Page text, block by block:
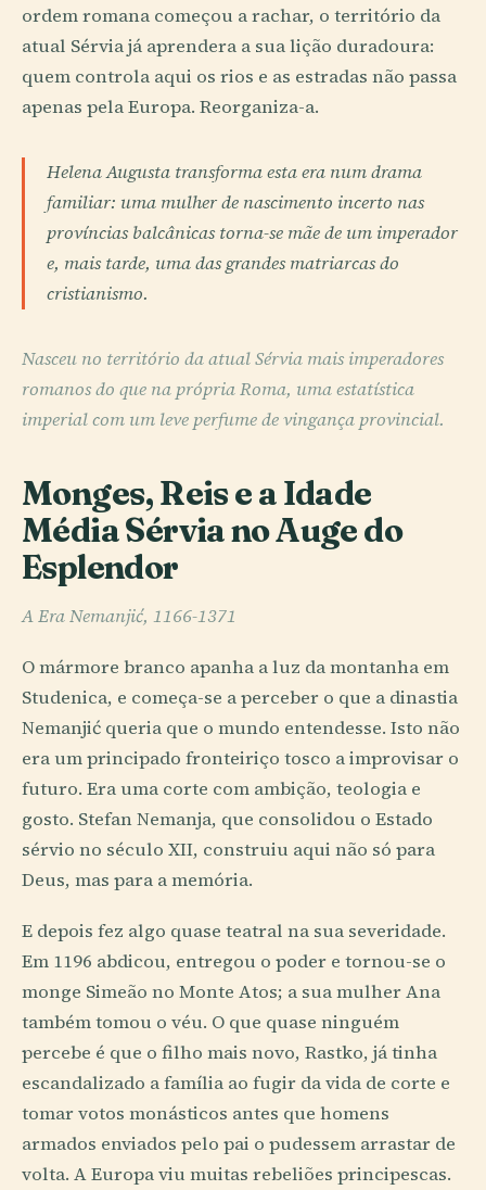
ordem romana começou a rachar, o território da
atual Sérvia já aprendera a sua lição duradoura:
quem controla aqui os rios e as estradas não passa
apenas pela Europa. Reorganiza-a.
Helena Augusta transforma esta era num drama
familiar: uma mulher de nascimento incerto nas
províncias balcânicas torna-se mãe de um imperador
e, mais tarde, uma das grandes matriarcas do
cristianismo.
Nasceu no território da atual Sérvia mais imperadores
romanos do que na própria Roma, uma estatística
imperial com um leve perfume de vingança provincial.
Monges, Reis e a Idade
Média Sérvia no Auge do
Esplendor
A Era Nemanjić, 1166-1371
O mármore branco apanha a luz da montanha em
Studenica, e começa-se a perceber o que a dinastia
Nemanjić queria que o mundo entendesse. Isto não
era um principado fronteiriço tosco a improvisar o
futuro. Era uma corte com ambição, teologia e
gosto. Stefan Nemanja, que consolidou o Estado
sérvio no século XII, construiu aqui não só para
Deus, mas para a memória.
E depois fez algo quase teatral na sua severidade.
Em 1196 abdicou, entregou o poder e tornou-se o
monge Simeão no Monte Atos; a sua mulher Ana
também tomou o véu. O que quase ninguém
percebe é que o filho mais novo, Rastko, já tinha
escandalizado a família ao fugir da vida de corte e
tomar votos monásticos antes que homens
armados enviados pelo pai o pudessem arrastar de
volta. A Europa viu muitas rebeliões principescas.